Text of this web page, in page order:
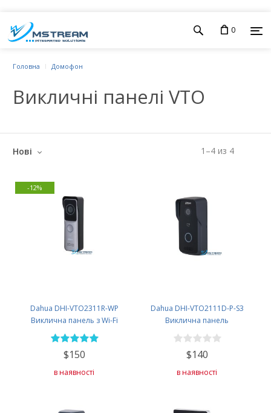
0
Головна Домофон
Викличні панелі VTO
1 –4 из 4
Нові
Dahua DHI-VTO2311R-WP
Виклична панель з Wi-Fi
$150
в наявності
-12%
Dahua DHI-VTO2111D-P-S3
Виклична панель
$140
в наявності